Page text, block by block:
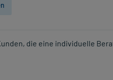
die eine individuelle